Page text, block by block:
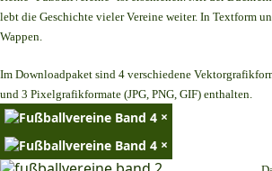
lebt die Geschichte vieler Vereine weiter. In Textform
Wappen.
Im Downloadpaket sind 4 verschiedene
und 3 Pixelgrafikformate (JPG, PNG, GIF) enthalten.
×
×